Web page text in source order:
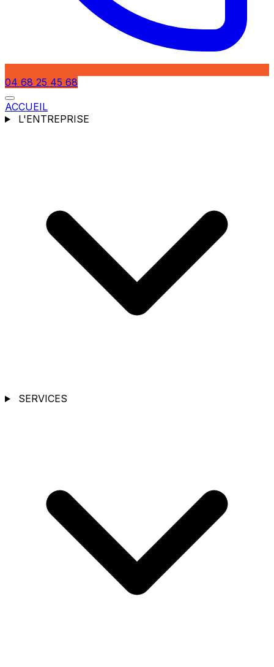
04 68 25 45 68
ACCUEIL
L'ENTREPRISE
SERVICES